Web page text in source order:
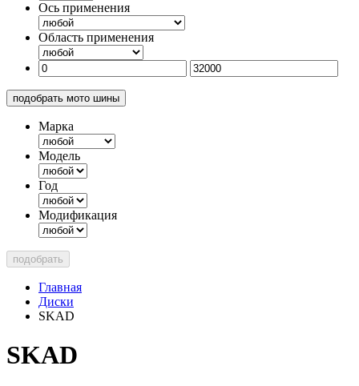
Ось применения
Область применения
подобрать мото шины
Марка
Модель
Год
Модификация
подобрать
Главная
Диски
SKAD
SKAD